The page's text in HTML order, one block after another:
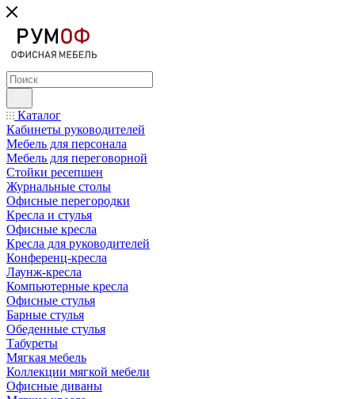
Каталог
Кабинеты руководителей
Мебель для персонала
Мебель для переговорной
Стойки ресепшен
Журнальные столы
Офисные перегородки
Кресла и стулья
Офисные кресла
Кресла для руководителей
Конференц-кресла
Лаунж-кресла
Компьютерные кресла
Офисные стулья
Барные стулья
Обеденные стулья
Табуреты
Мягкая мебель
Коллекции мягкой мебели
Офисные диваны